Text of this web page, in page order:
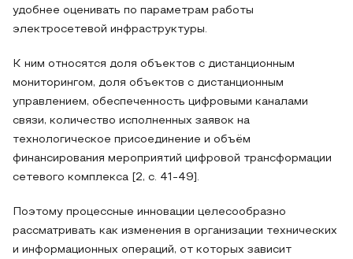
удобнее оценивать по параметрам работы
электросетевой инфраструктуры.
К ним относятся доля объектов с дистанционным
мониторингом, доля объектов с дистанционным
управлением, обеспеченность цифровыми каналами
связи, количество исполненных заявок на
технологическое присоединение и объём
финансирования мероприятий цифровой трансформации
сетевого комплекса [2, с. 41-49].
Поэтому процессные инновации целесообразно
рассматривать как изменения в организации технических
и информационных операций, от которых зависит